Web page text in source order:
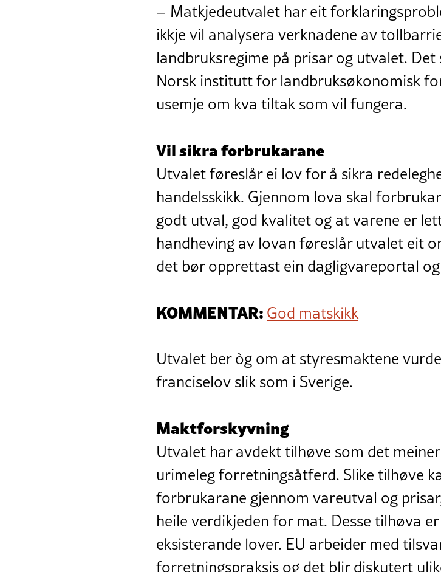
– Matkjedeutvalet har eit
ikkje vil analysera verknadene av
landbruksregime på prisar og utvalet.
Norsk institutt for landbruksøkonomisk
usemje om kva tiltak som vil fungera.
Vil sikra forbrukarane
Utvalet føreslår ei lov for å sikra
handelsskikk. Gjennom lova skal
godt utval, god kvalitet og at varene er
handheving av lovan føreslår utvalet eit
det bør opprettast ein dagligvareportal
KOMMENTAR:God matskikk
Utvalet ber òg om at styresmaktene
franciselov slik som i Sverige.
Maktforskyvning
Utvalet har avdekt tilhøve som det
urimeleg forretningsåtferd. Slike tilhøve
forbrukarane gjennom vareutval og
heile verdikjeden for mat. Desse tilhøva
eksisterande lover. EU arbeider med
forretningspraksis og det blir diskutert